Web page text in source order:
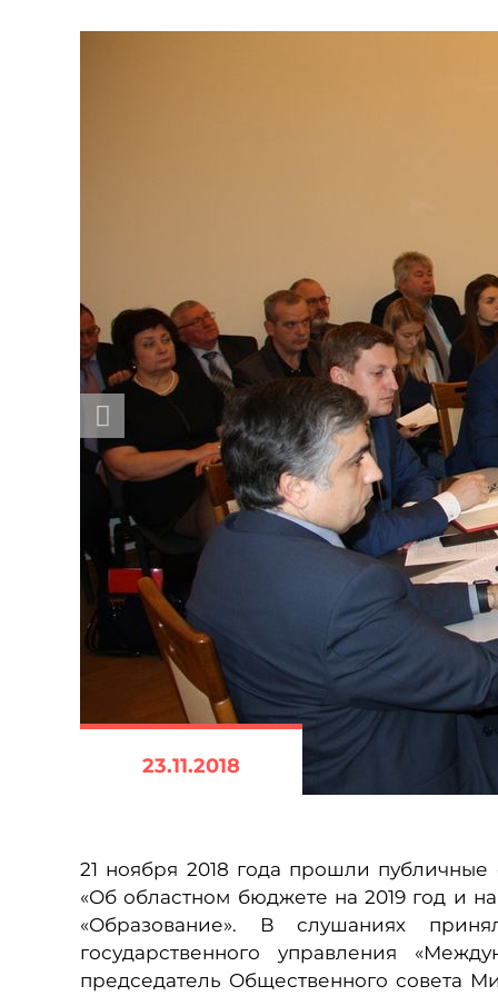
23.11.2018
21 ноября 2018 года прошли
«Об областном бюджете на 2019 год и
«Образование». В слушаниях
государственного управления
председатель Общественного совета